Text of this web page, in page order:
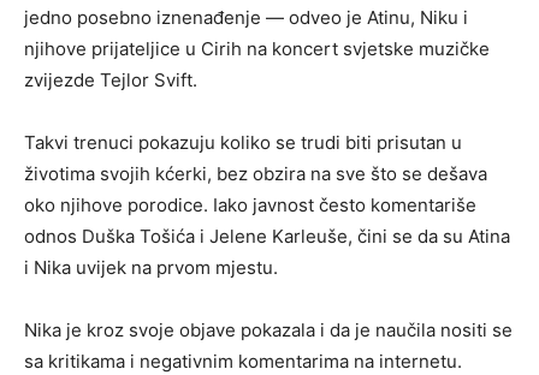
jedno posebno iznenađenje — odveo je Atinu, Niku i
njihove prijateljice u Cirih na koncert svjetske muzičke
zvijezde Tejlor Svift.
Takvi trenuci pokazuju koliko se trudi biti prisutan u
životima svojih kćerki, bez obzira na sve što se dešava
oko njihove porodice. Iako javnost često komentariše
odnos Duška Tošića i Jelene Karleuše, čini se da su Atina
i Nika uvijek na prvom mjestu.
Nika je kroz svoje objave pokazala i da je naučila nositi se
sa kritikama i negativnim komentarima na internetu.